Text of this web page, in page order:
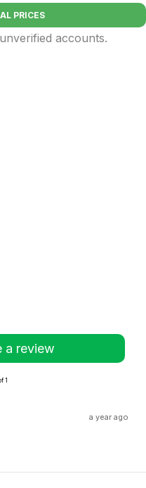
PRICES
accounts.
a review
1
a year ago